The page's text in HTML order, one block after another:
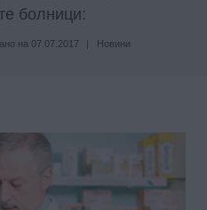
болници:
на 07.07.2017 Новини